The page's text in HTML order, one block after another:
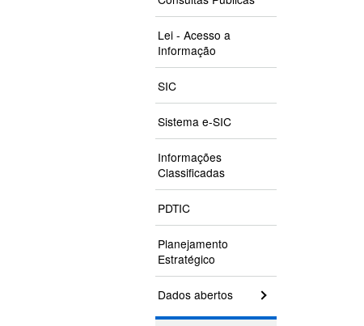
Lei - Acesso a
Informação
SIC
Sistema e-SIC
Informações
Classificadas
PDTIC
Planejamento
Estratégico
Dados abertos